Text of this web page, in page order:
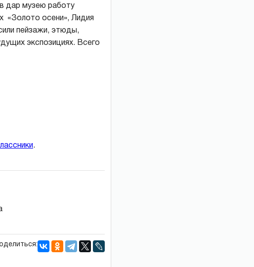
дар музею работу
«Золото осени», Лидия
пейзажи, этюды,
экспозициях. Всего
.